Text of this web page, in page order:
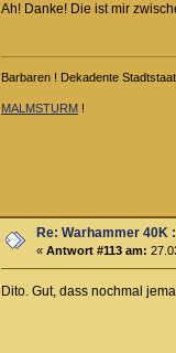
Ah! Danke! Die ist mir
Barbaren ! Dekadente
MALMSTURM!
Re: Warhammer 40K
«Antwort #113 am:
Dito. Gut, dass nochmal